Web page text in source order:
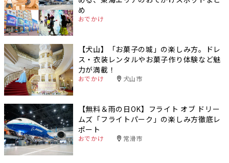
め
おでかけ
【犬山】「お菓子の城」の楽しみ方。ドレ
ス・衣装レンタルやお菓子作り体験など魅
力が満載！
おでかけ 犬山市
【無料＆雨の日OK】フライト オブ ドリー
ムズ「フライトパーク」の楽しみ方徹底レ
ポート
おでかけ 常滑市